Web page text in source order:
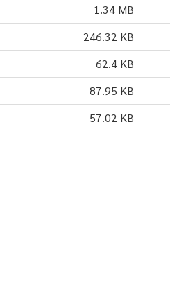
1.34 MB
246.32 KB
62.4 KB
87.95 KB
57.02 KB